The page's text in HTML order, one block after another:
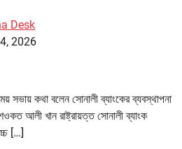
Desk
2026
কথা বলেন সোনালী ব্যাংকের ব্যবস্থাপনা
শওকত আলী খান রাষ্ট্রায়ত্ত সোনালী ব্যাংক
[…]